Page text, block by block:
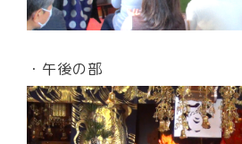
・午後の部